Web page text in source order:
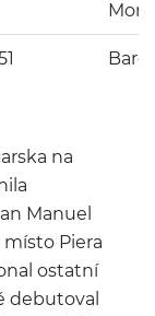
na
Manuel
Piera
ostatní
debutoval